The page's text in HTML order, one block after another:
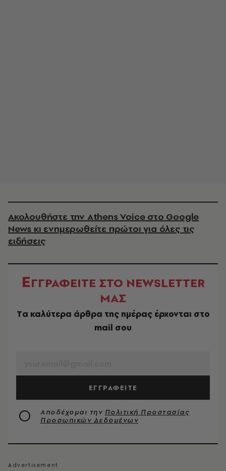
Ακολουθήστε την Athens Voice στο Google
News κι ενημερωθείτε πρώτοι για όλες τις
ειδήσεις
ΕΓΓΡΑΦΕΙΤΕ ΣΤΟ NEWSLETTER
ΜΑΣ
Tα καλύτερα άρθρα της ημέρας έρχονται στο
mail σου
ΕΓΓΡΑΦΕΙΤΕ
Αποδέχομαι την Πολιτική Προστασίας
Προσωπικών Δεδομένων